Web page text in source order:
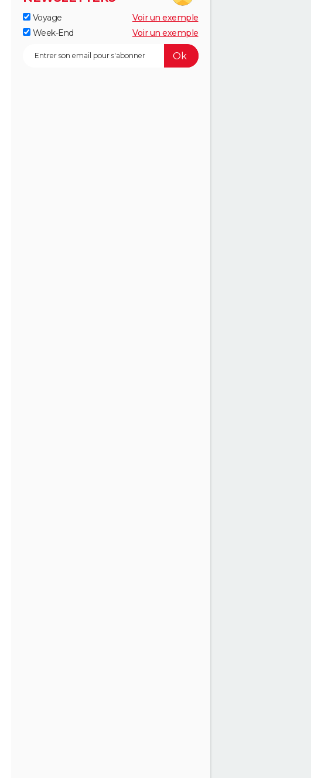
Voyage
Voir un exemple
Week-End
Voir un exemple